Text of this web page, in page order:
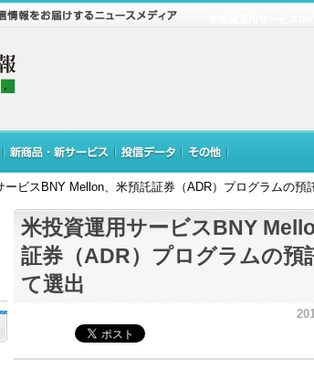
ービスBNY Mellon、米預託証券（ADR）プログラムの預
米投資運用サービスBNY
証券（ADR）プログラムの預
て選出